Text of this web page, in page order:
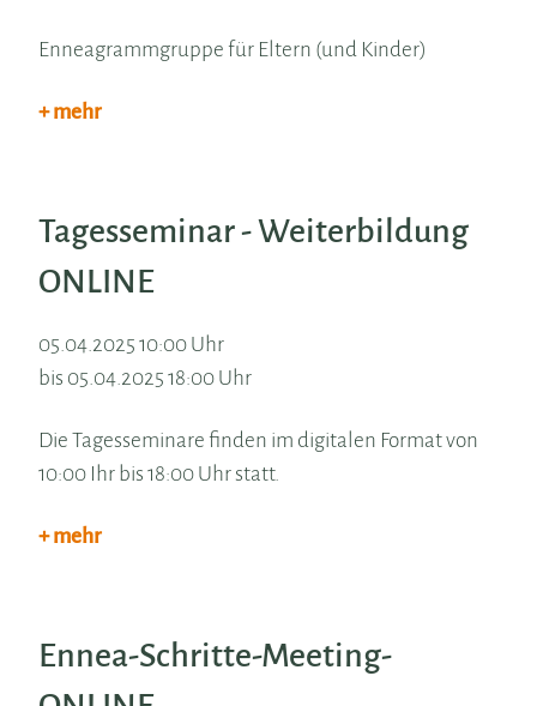
Enneagrammgruppe für Eltern (und Kinder)
+ mehr
Tagesseminar - Weiterbildung
ONLINE
05.04.2025 10:00 Uhr
bis 05.04.2025 18:00 Uhr
Die Tagesseminare finden im digitalen Format von
10:00 Ihr bis 18:00 Uhr statt.
+ mehr
Ennea-Schritte-Meeting-